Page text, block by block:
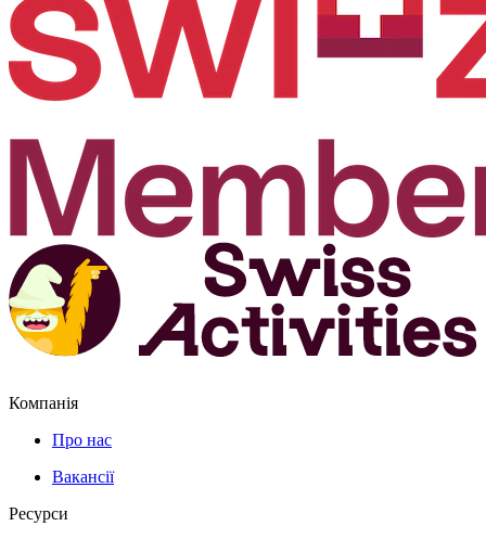
Компанія
Про нас
Вакансії
Ресурси